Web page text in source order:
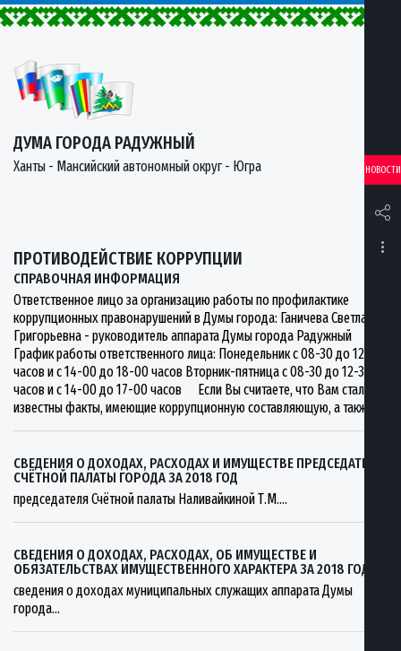
ДУМА ГОРОДА РАДУЖНЫЙ
Ханты - Мансийский автономный округ - Югра НОВОСТИ
ПРОТИВОДЕЙСТВИЕ КОРРУПЦИИ
СПРАВОЧНАЯ ИНФОРМАЦИЯ
Ответственное лицо за организацию работы по профилактике
коррупционных правонарушений в Думы города: Ганичева Светлана
Григорьевна - руководитель аппарата Думы города Радужный
График работы ответственного лица: Понедельник с 08-30 до 12-30
часов и с 14-00 до 18-00 часов Вторник-пятница с 08-30 до 12-30
часов и с 14-00 до 17-00 часов Если Вы считаете, что Вам стали
известны факты, имеющие коррупционную составляющую, а такж...
СВЕДЕНИЯ О ДОХОДАХ, РАСХОДАХ И ИМУЩЕСТВЕ ПРЕДСЕДАТЕЛЯ
СЧЁТНОЙ ПАЛАТЫ ГОРОДА ЗА 2018 ГОД
председателя Счётной палаты Наливайкиной Т.М....
СВЕДЕНИЯ О ДОХОДАХ, РАСХОДАХ, ОБ ИМУЩЕСТВЕ И
ОБЯЗАТЕЛЬСТВАХ ИМУЩЕСТВЕННОГО ХАРАКТЕРА ЗА 2018 ГОД
сведения о доходах муниципальных служащих аппарата Думы
города...